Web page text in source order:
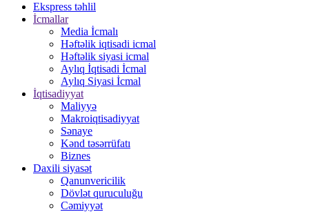
Ekspress təhlil
İcmallar
Media İcmalı
Həftəlik iqtisadi icmal
Həftəlik siyasi icmal
Aylıq İqtisadi İcmal
Aylıq Siyasi İcmal
İqtisadiyyat
Maliyyə
Makroiqtisadiyyat
Sənaye
Kənd təsərrüfatı
Biznes
Daxili siyasət
Qanunvericilik
Dövlət quruculuğu
Cəmiyyət